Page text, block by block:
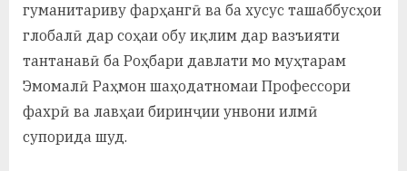
гуманитариву фарҳангӣ ва ба хусус ташаббусҳои
глобалӣ дар соҳаи обу иқлим дар вазъияти
тантанавӣ ба Роҳбари давлати мо муҳтарам
Эмомалӣ Раҳмон шаҳодатномаи Профессори
фахрӣ ва лавҳаи биринҷии унвони илмӣ
супорида шуд.